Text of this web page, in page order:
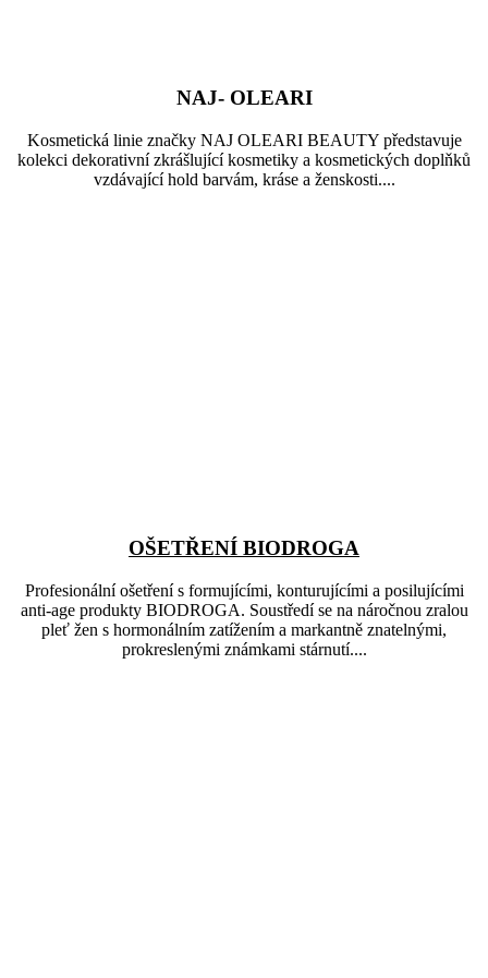
NAJ- OLEARI
Kosmetická linie značky NAJ OLEARI BEAUTY představuje
kolekci dekorativní zkrášlující kosmetiky a kosmetických doplňků
vzdávající hold barvám, kráse a ženskosti....
OŠETŘENÍ BIODROGA
Profesionální ošetření s formujícími, konturujícími a posilujícími
anti-age produkty BIODROGA. Soustředí se na náročnou zralou
pleť žen s hormonálním zatížením a markantně znatelnými,
prokreslenými známkami stárnutí....